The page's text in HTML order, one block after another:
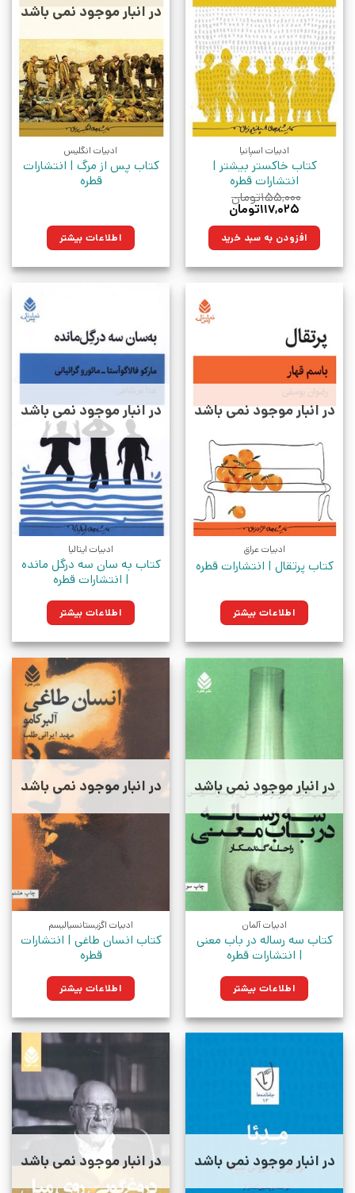
ادبیات اسپانیا
کتاب خاکستر بیشتر |
انتشارات قطره
۱۵۵,۰۰۰تومان
قیمت
۱۵۵,۰۰۰تومان
بود.
۱۱۷,۰۲۵تومان
۱۱۷,۰۲۵تومان.افزودن به سبد خرید
در انبار موجود نمی باشد
ادبیات انگلیس
کتاب پس از مرگ | انتشارات
قطره
اطلاعات بیشتر
در انبار موجود نمی باشد
ادبیات عراق
کتاب پرتقال | انتشارات قطره
اطلاعات بیشتر
در انبار موجود نمی باشد
ادبیات ایتالیا
کتاب به سان سه درگل مانده
| انتشارات قطره
اطلاعات بیشتر
در انبار موجود نمی باشد
ادبیات آلمان
کتاب سه رساله در باب معنی
| انتشارات قطره
اطلاعات بیشتر
در انبار موجود نمی باشد
ادبیات اگزیستانسیالیسم
کتاب انسان طاغی | انتشارات
قطره
اطلاعات بیشتر
در انبار موجود نمی باشد در انبار موجود نمی باشد